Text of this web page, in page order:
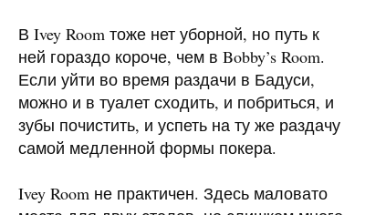
В Ivey Room тоже нет уборной, но путь к
ней гораздо короче, чем в Bobby’s Room.
Если уйти во время раздачи в Бадуси,
можно и в туалет сходить, и побриться, и
зубы почистить, и успеть на ту же раздачу
самой медленной формы покера.
Ivey Room не практичен. Здесь маловато